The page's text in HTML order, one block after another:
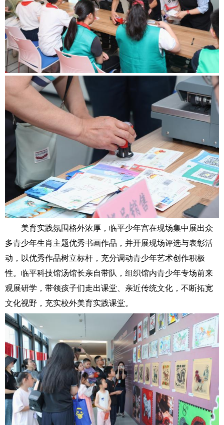
美育实践氛围格外浓厚，临平少年宫在现场集中展出众
多青少年生肖主题优秀书画作品，并开展现场评选与表彰活
动，以优秀作品树立标杆，充分调动青少年艺术创作积极
性。临平科技馆汤馆长亲自带队，组织馆内青少年专场前来
观展研学，带领孩子们走出课堂、亲近传统文化，不断拓宽
文化视野，充实校外美育实践课堂。